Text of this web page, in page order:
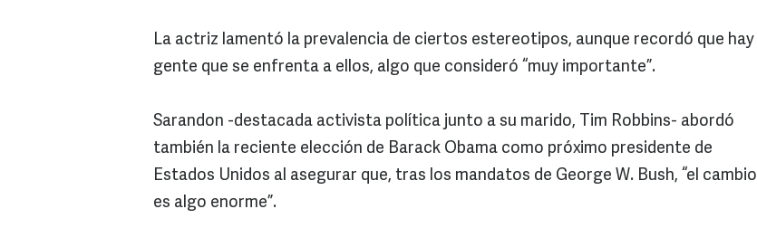
La actriz lamentó la prevalencia de ciertos estereotipos, aunque recordó que hay
gente que se enfrenta a ellos, algo que consideró “muy importante”.
Sarandon -destacada activista política junto a su marido, Tim Robbins- abordó
también la reciente elección de Barack Obama como próximo presidente de
Estados Unidos al asegurar que, tras los mandatos de George W. Bush, “el cambio
es algo enorme”.